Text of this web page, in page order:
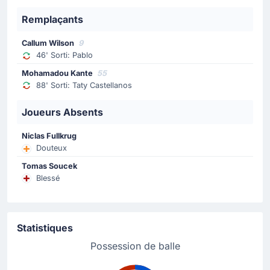
78'
Changement de joueur
Ao Tanaka
Facundo Valentin Buonanotte
Leeds United effectue son troisième changement avec
Facundo Buonanotte qui remplace Ao Tanaka.
70'
Changement de joueur
Daniel James
Daniel James remplace Jaka Bijol pour Leeds United.
C'est le deuxième remplacement opéré par l'entraineur
70'
Degnand Wilfried Gnonto
Remplaçants
Callum Wilson 9
46' Sorti: Pablo
Mohamadou Kante 55
88' Sorti: Taty Castellanos
Joueurs Absents
Niclas Fullkrug
Douteux
Tomas Soucek
Blessé
Statistiques
Possession de balle